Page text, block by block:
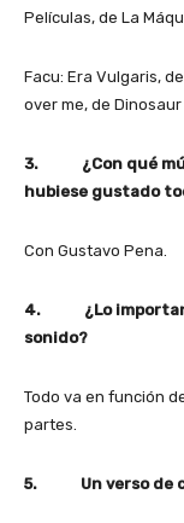
Películas, de La
Facu: Era Vulgaris,
over me, de Dinosaur
3. ¿Con qué
hubiese gustado
Con Gustavo Pena.
4. ¿Lo
sonido?
Todo va en función
partes.
5. Un verso de